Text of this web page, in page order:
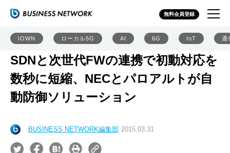
無料会員登録
IOWN ローカル5G AI 6G IoT 通
SDNと次世代FWの連携で初動対応を
数秒に短縮、NECとパロアルトが自
動防御ソリューション
BUSINESS NETWORK編集部 2015.03.31